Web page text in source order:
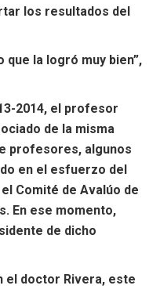
los resultados del
que la logró muy bien”,
2014, el profesor
de la misma
profesores, algunos
en el esfuerzo del
Comité de Avalúo de
En ese momento,
de dicho
el doctor Rivera, este